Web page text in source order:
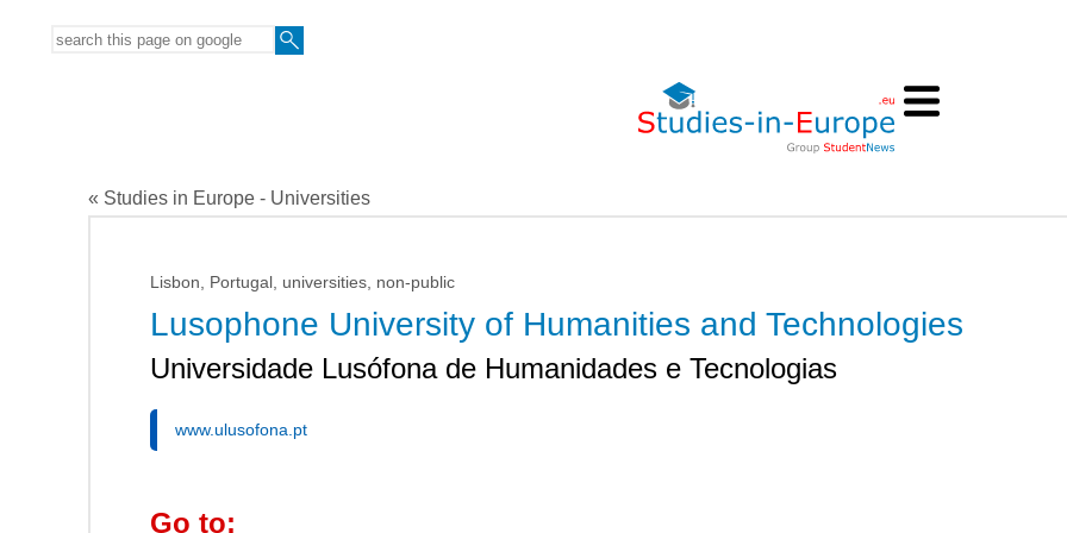
« Studies in Europe - Universities
Lisbon, Portugal, universities, non-public
Lusophone University of Humanities and Technologies
Universidade Lusófona de Humanidades e Tecnologias
www.ulusofona.pt
Go to: